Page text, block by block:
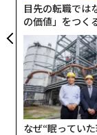
目先の転職では
の価値」をつ
ンの長期伴走型
なぜ“眠ってい